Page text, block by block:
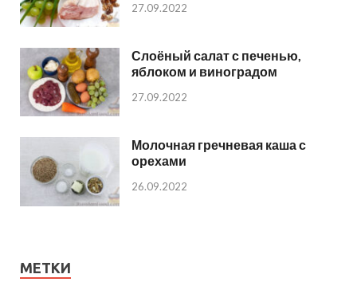
27.09.2022
Слоёный салат с печенью,
яблоком и виноградом
27.09.2022
Молочная гречневая каша с
орехами
26.09.2022
МЕТКИ